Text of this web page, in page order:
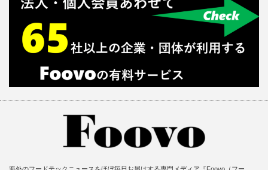
海外のフードテックニュースをほぼ毎日お届けする専門メディア『Foovo（フー